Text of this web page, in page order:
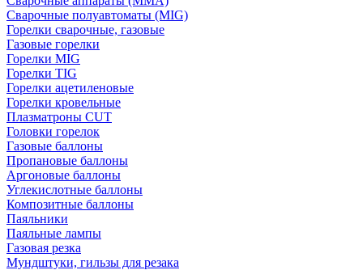
Сварочные полуавтоматы (MIG)
Горелки сварочные, газовые
Газовые горелки
Горелки MIG
Горелки TIG
Горелки ацетиленовые
Горелки кровельные
Плазматроны CUT
Головки горелок
Газовые баллоны
Пропановые баллоны
Аргоновые баллоны
Углекислотные баллоны
Композитные баллоны
Паяльники
Паяльные лампы
Газовая резка
Мундштуки, гильзы для резака